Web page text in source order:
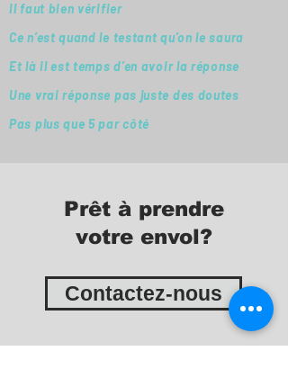
Il faut bien vérifier
Ce n’est quand le testant qu’on le saura
Et là il est temps d’en avoir la réponse
Une vrai réponse pas juste des doutes
Pas plus que 5 par côté
Prêt à prendre
votre envol?
Contactez-nous